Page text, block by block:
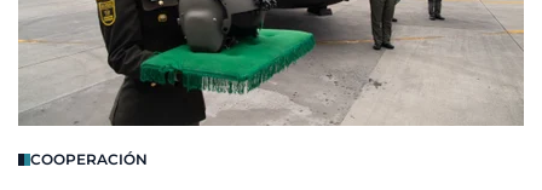
COOPERACIÓN